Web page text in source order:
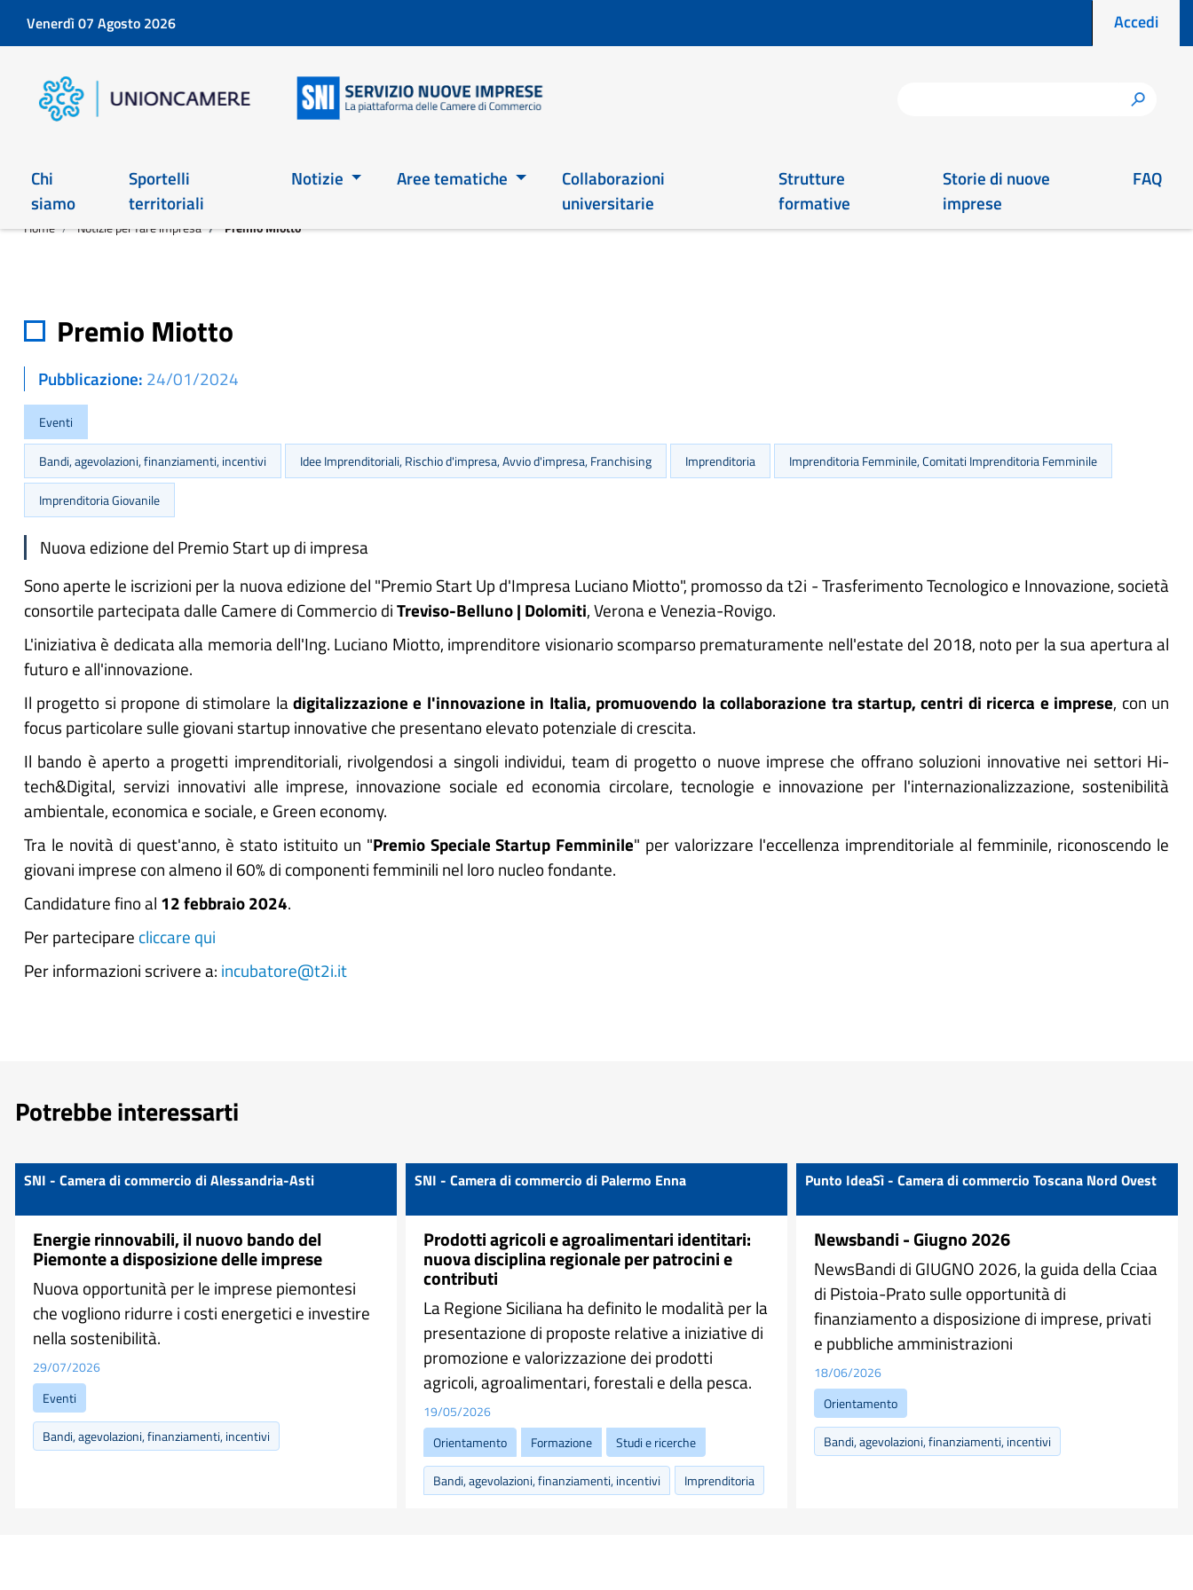
Venerdì 07 Agosto 2026 Menu
Accedi
h
Main 2026
Chi
siamo
Sportelli
territoriali
Notizie Aree tematiche
Collaborazioni
universitarie
Strutture
formative
Storie di nuove
imprese
FAQ
Home Notizie per fare impresa Premio Miotto
Premio Miotto
Pubblicazione 24/01/2024
Eventi
Bandi, agevolazioni, finanziamenti, incentivi Idee Imprenditoriali, Rischio d'impresa, Avvio d'impresa, Franchising Imprenditoria Imprenditoria Femminile, Comitati Imprenditoria Femminile
Imprenditoria Giovanile
Nuova edizione del Premio Start up di impresa
Sono aperte le iscrizioni per la nuova edizione del "Premio Start Up d'Impresa Luciano Miotto", promosso da t2i - Trasferimento Tecnologico e Innovazione, società
consortile partecipata dalle Camere di Commercio diTreviso-Belluno| Dolomiti, Verona e Venezia-Rovigo.
L'iniziativa è dedicata alla memoria dell'Ing. Luciano Miotto, imprenditore visionario scomparso prematuramente nell'estate del 2018, noto per la sua apertura al
futuro e all'innovazione.
Il progetto si propone di stimolare ladigitalizzazione e l'innovazione in Italia, promuovendo la collaborazione tra startup, centri di ricerca e imprese, con un
focus particolare sulle giovani startup innovative che presentano elevato potenziale di crescita.
Il bando è aperto a progetti imprenditoriali, rivolgendosi a singoli individui, team di progetto o nuove imprese che offrano soluzioni innovative nei settori Hi-
tech&Digital, servizi innovativi alle imprese, innovazione sociale ed economia circolare, tecnologie e innovazione per l'internazionalizzazione, sostenibilità
ambientale, economica e sociale, e Green economy.
Tra le novità di quest'anno, è stato istituito un "Premio Speciale Startup Femminile" per valorizzare l'eccellenza imprenditoriale al femminile, riconoscendo le
giovani imprese con almeno il 60% di componenti femminili nel loro nucleo fondante.
Candidature fino al 12 febbraio 2024.
Per partecipare cliccare qui
Per informazioni scrivere a: incubatore@t2i.it
Potrebbe interessarti
SNI - Camera di commercio di Alessandria-Asti
Energie rinnovabili, il nuovo bando del
Piemonte a disposizione delle imprese
Nuova opportunità per le imprese piemontesi
che vogliono ridurre i costi energetici e investire
nella sostenibilità.
29/07/2026
Eventi
Bandi, agevolazioni, finanziamenti, incentivi
SNI - Camera di commercio di Palermo Enna
Prodotti agricoli e agroalimentari identitari:
nuova disciplina regionale per patrocini e
contributi
La Regione Siciliana ha definito le modalità per la
presentazione di proposte relative a iniziative di
promozione e valorizzazione dei prodotti
agricoli, agroalimentari, forestali e della pesca.
19/05/2026
Orientamento
Formazione Studi e ricerche
Bandi, agevolazioni, finanziamenti, incentivi Imprenditoria
Punto IdeaSì - Camera di commercio Toscana Nord Ovest
Newsbandi - Giugno 2026
NewsBandi di GIUGNO 2026, la guida della Cciaa
di Pistoia-Prato sulle opportunità di
finanziamento a disposizione di imprese, privati
e pubbliche amministrazioni
18/06/2026
Orientamento
Bandi, agevolazioni, finanziamenti, incentivi